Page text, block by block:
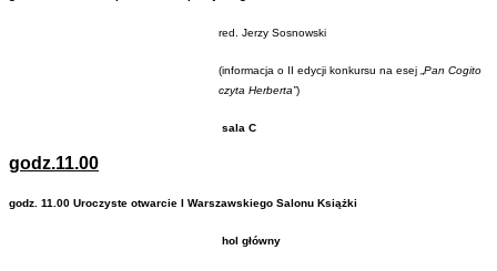
red. Jerzy Sosnowski
(informacja o II edycji konkursu na esej „Pan Cogito
czyta Herberta”)
sala C
godz.11.00
godz. 11.00 Uroczyste otwarcie I Warszawskiego Salonu Książki
hol główny